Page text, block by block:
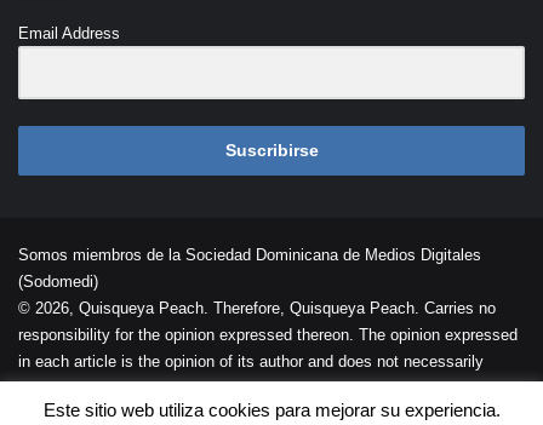
Email Address
Suscribirse
Somos miembros de la Sociedad Dominicana de Medios Digitales
(Sodomedi)
© 2026, Quisqueya Peach. Therefore, Quisqueya Peach. Carries no
responsibility for the opinion expressed thereon. The opinion expressed
in each article is the opinion of its author and does not necessarily
reflect the opinion of Quisqueya Peach .
Desarrollada porPalaeli Studio
Este sitio web utiliza cookies para mejorar su experiencia.